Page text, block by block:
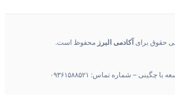
آکادمی البرزمحفوظ است.
تماس: ۰۹۳۶۱۵۸۸۵۲۱